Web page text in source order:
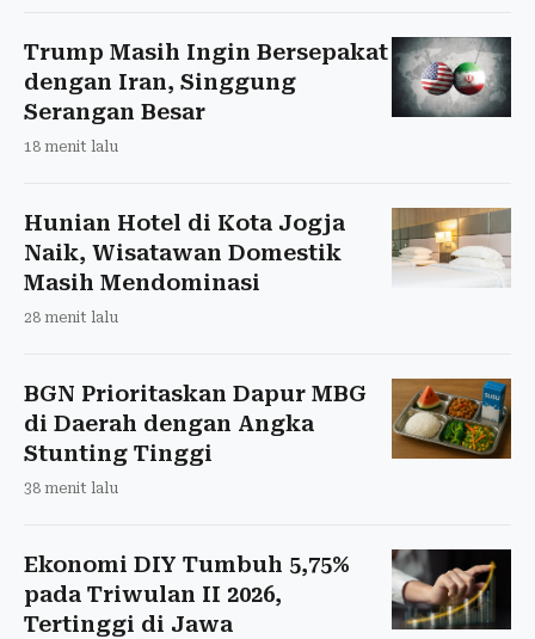
Trump Masih Ingin Bersepakat
dengan Iran, Singgung
Serangan Besar
18 menit lalu
Hunian Hotel di Kota Jogja
Naik, Wisatawan Domestik
Masih Mendominasi
28 menit lalu
BGN Prioritaskan Dapur MBG
di Daerah dengan Angka
Stunting Tinggi
38 menit lalu
Ekonomi DIY Tumbuh 5,75%
pada Triwulan II 2026,
Tertinggi di Jawa